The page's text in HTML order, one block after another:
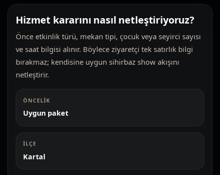
Hizmet kararını nasıl netleştiriyoruz?
Önce etkinlik türü, mekan tipi, çocuk veya seyirci sayısı
ve saat bilgisi alınır. Böylece ziyaretçi tek satırlık bilgi
bırakmaz; kendisine uygun sihirbaz show akışını
netleştirir.
ÖNCELIK
Uygun paket
İLÇE
Kartal